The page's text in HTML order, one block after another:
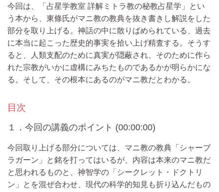
今回は、「占星学教室 詳解ミトラ教の秘教占星学」とい
う本から、東條氏がマニ教の教典を抜き書きし解説をした
部分を取り上げる。神話の中に散りばめられている、過去
に本当に起こった歴史的事実を拾い上げ精査する。そうす
ると、人類支配のために真実が隠蔽され、そのために作ら
れた宗教がいかに虚構にみちたものであるかが明らかにな
る。そして、その根本にあるのがマニ教だとわかる。
目次
１．今回の講義のポイント (00:00:00)
今回取り上げる部分については、マニ教の教典「シャーブ
ラガーン」と銘を打ってはいるが、内容は本来のマニ教だ
と思われるものと、神智学の「シークレット・ドクトリ
ン」とを混ぜ合わせ、現代の科学的知見も折り込んだもの